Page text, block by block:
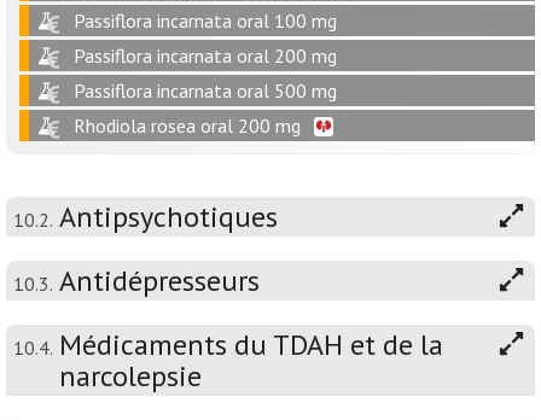
Passiflora incarnata oral 100 mg
Passiflora incarnata oral 200 mg
Passiflora incarnata oral 500 mg
Rhodiola rosea oral 200 mg
10.2. Antipsychotiques
10.3. Antidépresseurs
10.4. Médicaments du TDAH et de la
narcolepsie